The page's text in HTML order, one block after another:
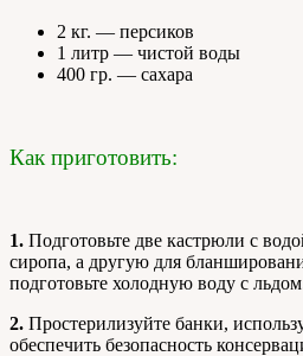
2 кг. — персиков
1 литр — чистой воды
400 гр. — сахара
Как приготовить:
1. Подготовьте две кастрюли с
сиропа, а другую для
подготовьте холодную воду с
2. Простерилизуйте банки,
обеспечить безопасность